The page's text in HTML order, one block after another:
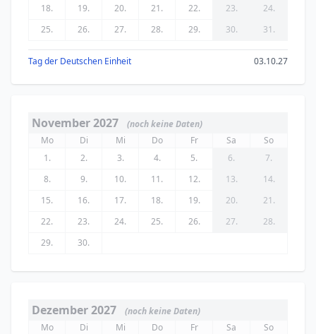
18.
19. 20. 21. 22. 23.
24.
25.
26. 27. 28. 29. 30. 31.
Tag der Deutschen Einheit 03.10.27
November 2027
(noch keine Daten)
Mo
Di Mi Do Fr Sa
So
1.
2. 3. 4. 5. 6.
7.
8.
9. 10. 11. 12. 13.
14.
15.
16. 17. 18. 19. 20.
21.
22.
23. 24. 25. 26. 27.
28.
29.
30.
Dezember 2027
(noch keine Daten)
Mo
Di Mi Do Fr Sa
So